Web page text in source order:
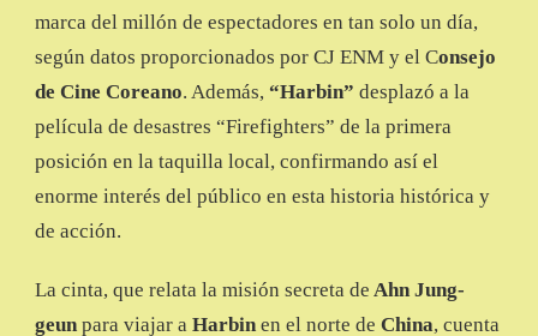
marca del millón de espectadores en tan solo un día,
según datos proporcionados por CJ ENM y el Consejo
de Cine Coreano. Además, “Harbin” desplazó a la
película de desastres “Firefighters” de la primera
posición en la taquilla local, confirmando así el
enorme interés del público en esta historia histórica y
de acción.
La cinta, que relata la misión secreta de Ahn Jung-
geun para viajar a Harbin en el norte de China, cuenta